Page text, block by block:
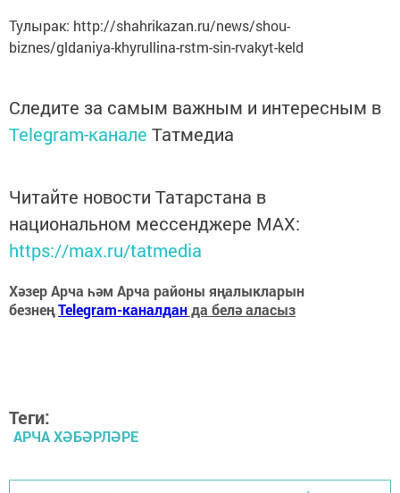
Тулырак: http://shahrikazan.ru/news/shou-
biznes/gldaniya-khyrullina-rstm-sin-rvakyt-keld
Следите за самым важным и интересным в
Telegram-канале Татмедиа
Читайте новости Татарстана в
национальном мессенджере MАХ:
https://max.ru/tatmedia
Хәзер Арча һәм Арча районы яңалыкларын
безнеңTelegram-каналданда белә аласыз
Теги:
АРЧА ХӘБӘРЛӘРЕ